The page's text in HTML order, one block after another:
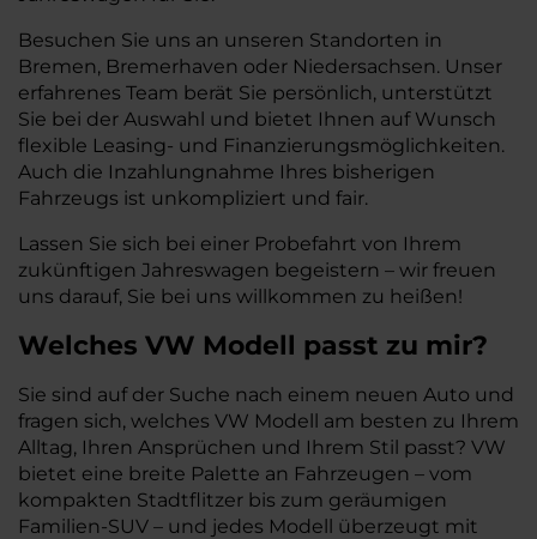
Besuchen Sie uns an unseren Standorten in
Bremen, Bremerhaven oder Niedersachsen. Unser
erfahrenes Team berät Sie persönlich, unterstützt
Sie bei der Auswahl und bietet Ihnen auf Wunsch
flexible Leasing- und Finanzierungsmöglichkeiten.
Auch die Inzahlungnahme Ihres bisherigen
Fahrzeugs ist unkompliziert und fair.
Lassen Sie sich bei einer Probefahrt von Ihrem
zukünftigen Jahreswagen begeistern – wir freuen
uns darauf, Sie bei uns willkommen zu heißen!
Welches VW Modell passt zu mir?
Sie sind auf der Suche nach einem neuen Auto und
fragen sich, welches VW Modell am besten zu Ihrem
Alltag, Ihren Ansprüchen und Ihrem Stil passt? VW
bietet eine breite Palette an Fahrzeugen – vom
kompakten Stadtflitzer bis zum geräumigen
Familien-SUV – und jedes Modell überzeugt mit